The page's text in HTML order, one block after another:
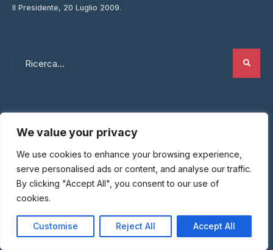
We value your privacy
We use cookies to enhance your browsing experience,
serve personalised ads or content, and analyse our traffic.
By clicking "Accept All", you consent to our use of
cookies.
Customise Reject All Accept All
Il Presidente, 20 Luglio 2009.
Dream Wines
Parola al Sommelier
Recensioni Ristoranti